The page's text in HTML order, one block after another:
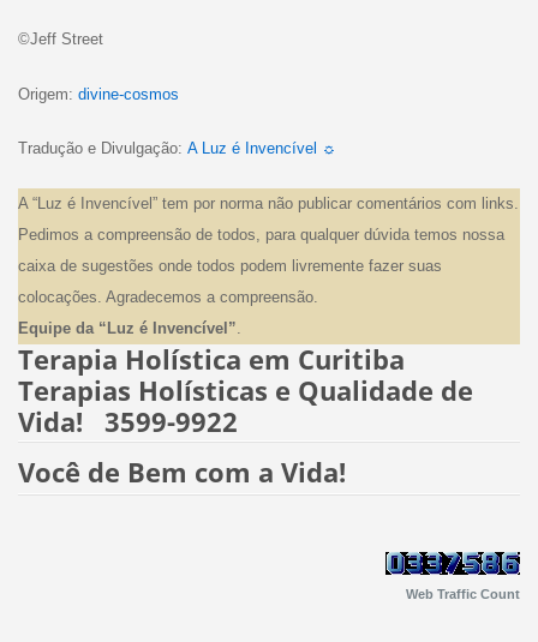
©Jeff Street
Origem: divine-cosmos
Tradução e Divulgação: A Luz é Invencível ☼
A “Luz é Invencível” tem por norma não publicar comentários com links.
Pedimos a compreensão de todos, para qualquer dúvida temos nossa
caixa de sugestões onde todos podem livremente fazer suas
colocações. Agradecemos a compreensão.
Equipe da “Luz é Invencível”
Terapia Holística em Curitiba
Terapias Holísticas e Qualidade de
Vida! 3599-9922
Você de Bem com a Vida!
Web Traffic Count